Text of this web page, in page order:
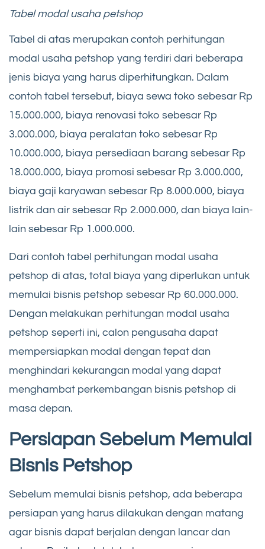
Tabel modal usaha petshop
Tabel di atas merupakan contoh perhitungan
modal usaha petshop yang terdiri dari beberapa
jenis biaya yang harus diperhitungkan. Dalam
contoh tabel tersebut, biaya sewa toko sebesar Rp
15.000.000, biaya renovasi toko sebesar Rp
3.000.000, biaya peralatan toko sebesar Rp
10.000.000, biaya persediaan barang sebesar Rp
18.000.000, biaya promosi sebesar Rp 3.000.000,
biaya gaji karyawan sebesar Rp 8.000.000, biaya
listrik dan air sebesar Rp 2.000.000, dan biaya lain-
lain sebesar Rp 1.000.000.
Dari contoh tabel perhitungan modal usaha
petshop di atas, total biaya yang diperlukan untuk
memulai bisnis petshop sebesar Rp 60.000.000.
Dengan melakukan perhitungan modal usaha
petshop seperti ini, calon pengusaha dapat
mempersiapkan modal dengan tepat dan
menghindari kekurangan modal yang dapat
menghambat perkembangan bisnis petshop di
masa depan.
Persiapan Sebelum Memulai
Bisnis Petshop
Sebelum memulai bisnis petshop, ada beberapa
persiapan yang harus dilakukan dengan matang
agar bisnis dapat berjalan dengan lancar dan